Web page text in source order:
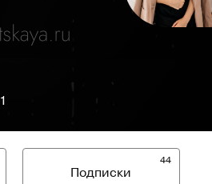
44
Подписки